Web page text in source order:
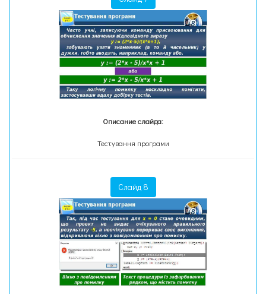
Описание слайда:
Тестування програми
Слайд 8